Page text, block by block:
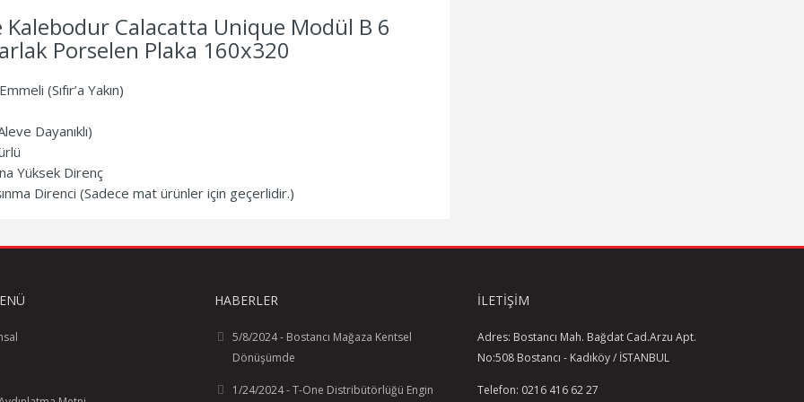
Kalebodur Calacatta Unique Modül B 6
Porselen Plaka 160x320
(Sıfır’a Yakın)
Dayanıklı)
Yüksek Direnç
Direnci (Sadece mat ürünler için geçerlidir.)
Direnci
V2 - Hafif Farklılık
HABERLER
5/8/2024 - Bostancı Mağaza Kentsel
Dönüşümde
1/24/2024 - T-One Distribütörlüğü Engin
İLETIŞIM
Adres: Bostancı Mah. Bağdat Cad.Arzu Apt.
No:508 Bostancı - Kadıköy / İSTANBUL
Telefon: 0216 416 62 27